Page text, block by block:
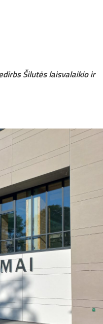
Šilutės laisvalaikio ir